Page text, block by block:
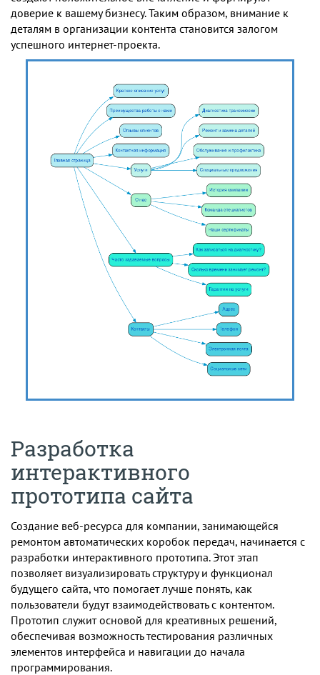
доверие к вашему бизнесу. Таким образом, внимание к
деталям в организации контента становится залогом
успешного интернет-проекта.
Разработка
интерактивного
прототипа сайта
Создание веб-ресурса для компании, занимающейся
ремонтом автоматических коробок передач, начинается с
разработки интерактивного прототипа. Этот этап
позволяет визуализировать структуру и функционал
будущего сайта, что помогает лучше понять, как
пользователи будут взаимодействовать с контентом.
Прототип служит основой для креативных решений,
обеспечивая возможность тестирования различных
элементов интерфейса и навигации до начала
программирования.